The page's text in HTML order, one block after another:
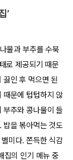
’
물과 부추를 수북
로 제공되기 때문
인 후 먹으면 된
때문에 텁텁하지 않
부추와 콩나물이 들
밥을 볶아먹는 것도
미다. 쫀득한 식감
집의 인기 메뉴 중